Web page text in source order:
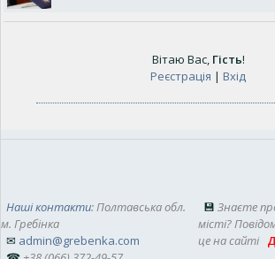
Вітаю Вас, Гість!
Реєстрація | Вхід
Наші контакти: Полтавська обл.
м. Гребінка
✉ admin@grebenka.com
💾 Знаєте
місті?
це на сайті